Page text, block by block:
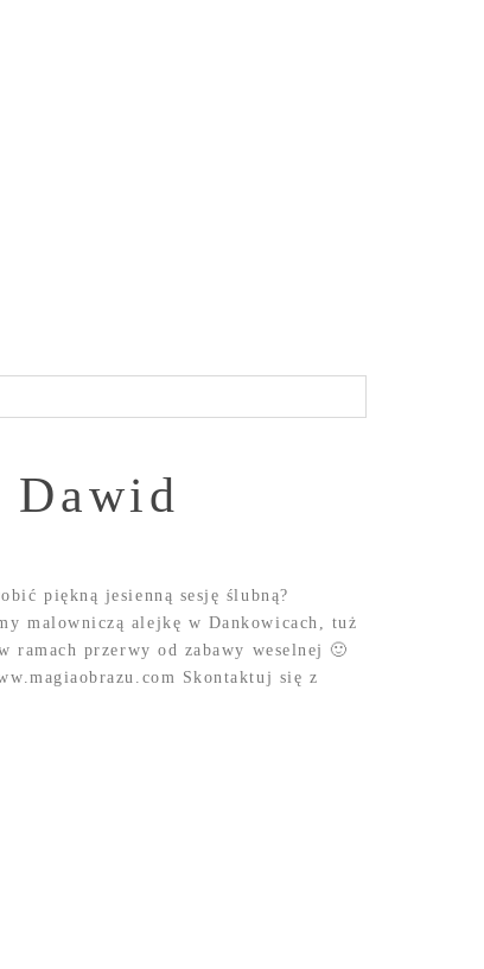
piękną jesienną sesję ślubną?
malowniczą alejkę w Dankowicach, tuż
przerwy od zabawy weselnej 🙂
Skontaktuj się z